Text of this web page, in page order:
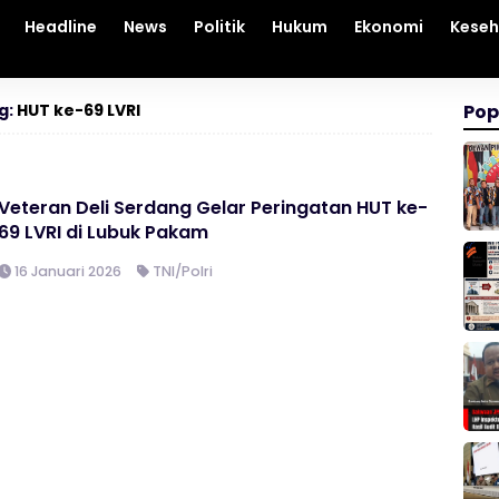
Headline News Politik Hukum Ekonomi
HUT ke-69 LVRI
Deli Serdang Gelar Peringatan HUT ke-
LVRI di Lubuk Pakam
16 Januari 2026 TNI/Polri